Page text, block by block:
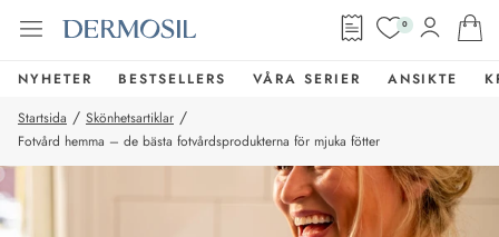
0
NYHETER BESTSELLERS VÅRA SERIER ANSIKTE
Startsida / Skönhetsartiklar /
Fotvård hemma – de bästa fotvårdsprodukterna för mjuka fötter